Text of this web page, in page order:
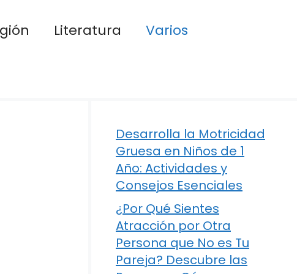
Literatura
Varios
Desarrolla la Motricidad
Gruesa en Niños de 1
Año: Actividades y
Consejos Esenciales
¿Por Qué Sientes
Atracción por Otra
Persona que No es Tu
Pareja? Descubre las